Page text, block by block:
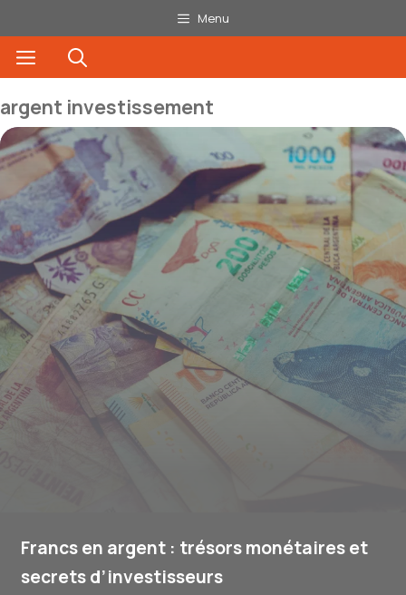
au
contenu
Menu
Menu
argent investissement
Francs en argent : trésors monétaires et
secrets d’investisseurs